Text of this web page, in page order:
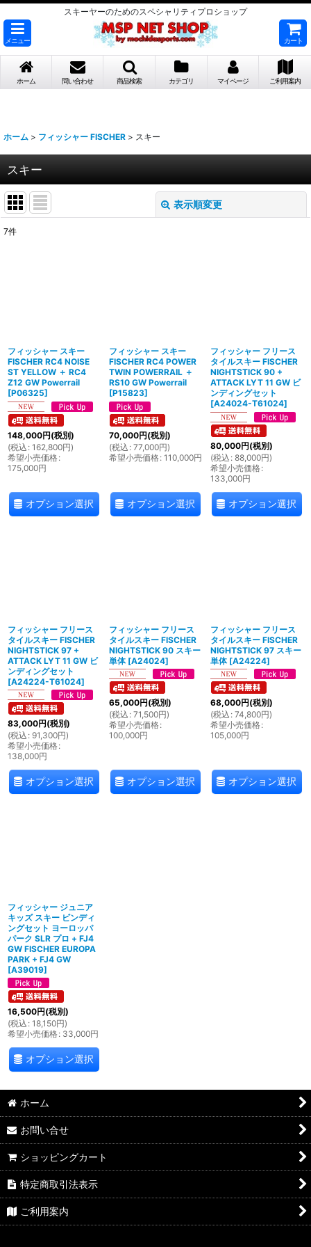
スキーヤーのためのスペシャリティプロショップ
メニュー カート
ホーム 問い合わせ 商品検索 カテゴリ マイページ ご利用案内
ホーム > フィッシャー FISCHER > スキー
スキー
表示順変更
7件
フィッシャー スキー
FISCHER RC4 NOISE
ST YELLOW ＋ RC4
Z12 GW Powerrail
[P06325]
148,000円(税別)
(税込 : 162,800円)
希望小売価格:
175,000円
オプション選択
フィッシャー スキー
FISCHER RC4 POWER
TWIN POWERRAIL ＋
RS10 GW Powerrail
[P15823]
70,000円(税別)
(税込 : 77,000円)
希望小売価格: 110,000円
オプション選択
フィッシャー フリース
タイルスキー FISCHER
NIGHTSTICK 90 +
ATTACK LYT 11 GW ビ
ンディングセット
[A24024-T61024]
80,000円(税別)
(税込 : 88,000円)
希望小売価格:
133,000円
オプション選択
フィッシャー フリース
タイルスキー FISCHER
NIGHTSTICK 97 +
ATTACK LYT 11 GW ビ
ンディングセット
[A24224-T61024]
83,000円(税別)
(税込 : 91,300円)
希望小売価格:
138,000円
オプション選択
フィッシャー フリース
タイルスキー FISCHER
NIGHTSTICK 90 スキー
単体 [A24024]
65,000円(税別)
(税込 : 71,500円)
希望小売価格:
100,000円
オプション選択
フィッシャー フリース
タイルスキー FISCHER
NIGHTSTICK 97 スキー
単体 [A24224]
68,000円(税別)
(税込 : 74,800円)
希望小売価格:
105,000円
オプション選択
フィッシャー ジュニア
キッズ スキー ビンディ
ングセット ヨーロッパ
パーク SLR プロ + FJ4
GW FISCHER EUROPA
PARK + FJ4 GW
[A39019]
16,500円(税別)
(税込 : 18,150円)
希望小売価格: 33,000円
オプション選択
ホーム
お問い合せ
ショッピングカート
特定商取引法表示
ご利用案内